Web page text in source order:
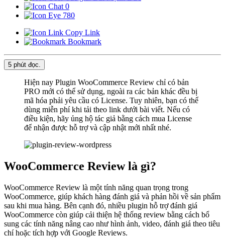
0
780
Copy Link
Bookmark
5 phút đọc.
Hiện nay Plugin WooCommerce Review chỉ có bản
PRO mới có thể sử dụng, ngoài ra các bản khác đều bị
mã hóa phải yêu cầu có License. Tuy nhiên, bạn có thể
dùng miễn phí khi tải theo link dưới bài viết. Nếu có
điều kiện, hãy ủng hộ tác giả bằng cách mua License
để nhận được hỗ trợ và cập nhật mới nhất nhé.
WooCommerce Review là gì?
WooCommerce Review là một tính năng quan trọng trong
WooCommerce, giúp khách hàng đánh giá và phản hồi về sản phẩm
sau khi mua hàng. Bên cạnh đó, nhiều plugin hỗ trợ đánh giá
WooCommerce còn giúp cải thiện hệ thống review bằng cách bổ
sung các tính năng nâng cao như hình ảnh, video, đánh giá theo tiêu
chí hoặc tích hợp với Google Reviews.